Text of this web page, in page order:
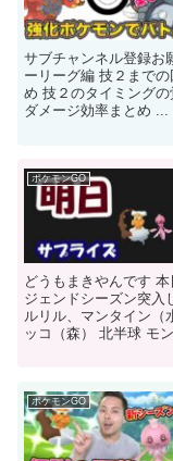
サブチャンネル登録
ーリーグ編 技２まで
め 技２のタイミング
ダメージ効率まとめ ...
ポケモンGO
どうもまきやんです
ジェンドシーズン突入
ルリル、マンタイン（
ッコ（森） 北半球 モン
ポケモンGO